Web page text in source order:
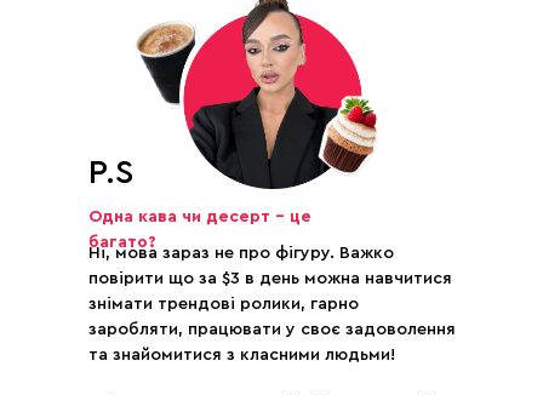
P.S
Ні, мова зараз не про фігуру. Важко
повірити що за $3 в день можна навчитися
знімати трендові ролики, гарно
заробляти, працювати у своє задоволення
та знайомитися з класними людьми!
Одна кава чи десерт – це
багато?